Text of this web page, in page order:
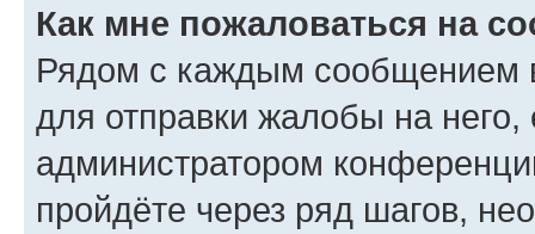
Как мне пожаловаться на
Рядом с каждым сообщением
для отправки жалобы на
администратором
пройдёте через ряд шагов,